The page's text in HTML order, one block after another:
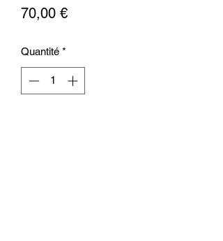
70,00 €Prix
Quantité *